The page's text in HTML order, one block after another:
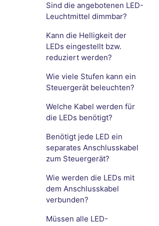
Sind die angebotenen LED-
Leuchtmittel dimmbar?
Kann die Helligkeit der
LEDs eingestellt bzw.
reduziert werden?
Wie viele Stufen kann ein
Steuergerät beleuchten?
Welche Kabel werden für
die LEDs benötigt?
Benötigt jede LED ein
separates Anschlusskabel
zum Steuergerät?
Wie werden die LEDs mit
dem Anschlusskabel
verbunden?
Müssen alle LED-